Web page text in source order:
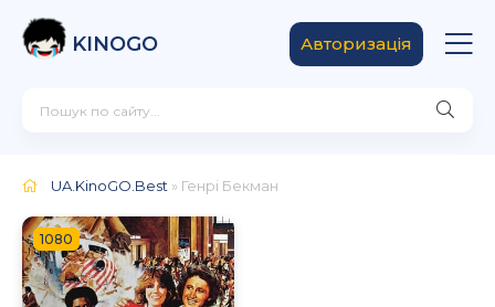
KINOGO Авторизація
UA.KinoGO.Best » Генрі Бекман
1080